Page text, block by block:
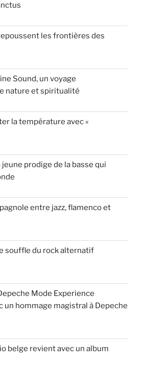
les frontières des
Sound, un voyage
nature et spiritualité
la température avec «
jeune prodige de la basse qui
entre jazz, flamenco et
souffle du rock alternatif
Mode Experience
un hommage magistral à Depeche
belge revient avec un album